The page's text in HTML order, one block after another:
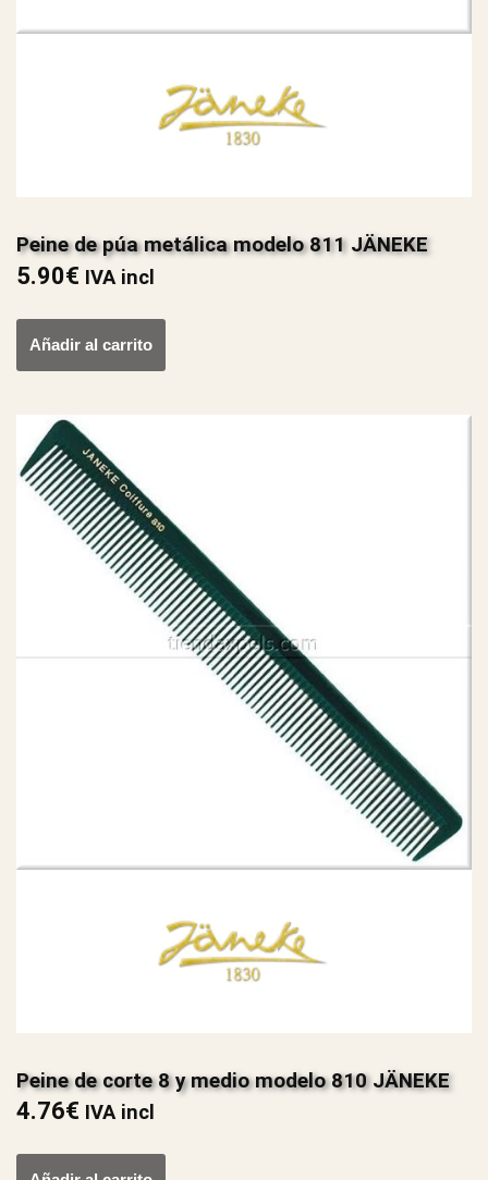
Peine de púa metálica modelo 811 JÄNEKE
5.90€ IVA incl
Añadir al carrito
Peine de corte 8 y medio modelo 810 JÄNEKE
4.76€ IVA incl